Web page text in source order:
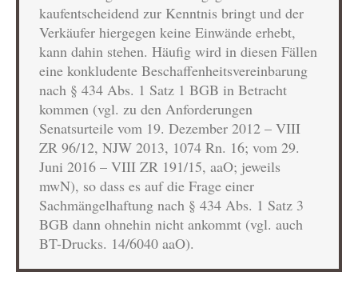
kaufentscheidend zur Kenntnis bringt und der
Verkäufer hiergegen keine Einwände erhebt,
kann dahin stehen. Häufig wird in diesen Fällen
eine konkludente Beschaffenheitsvereinbarung
nach § 434 Abs. 1 Satz 1 BGB in Betracht
kommen (vgl. zu den Anforderungen
Senatsurteile vom 19. Dezember 2012 – VIII
ZR 96/12, NJW 2013, 1074 Rn. 16; vom 29.
Juni 2016 – VIII ZR 191/15, aaO; jeweils
mwN), so dass es auf die Frage einer
Sachmängelhaftung nach § 434 Abs. 1 Satz 3
BGB dann ohnehin nicht ankommt (vgl. auch
BT-Drucks. 14/6040 aaO).